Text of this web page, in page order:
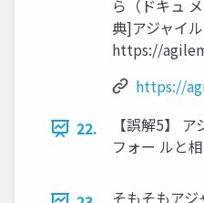
ら（ドキュ
典]アジャイ
https://
https://
22.
【誤解5】
フォー ルと
そもそもア